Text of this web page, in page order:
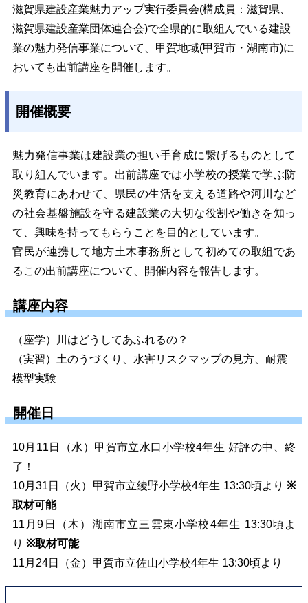
滋賀県建設産業魅力アップ実行委員会(構成員：滋賀県、
滋賀県建設産業団体連合会)で全県的に取組んでいる建設
業の魅力発信事業について、甲賀地域(甲賀市・湖南市)に
おいても出前講座を開催します。
開催概要
魅力発信事業は建設業の担い手育成に繋げるものとして
取り組んでいます。出前講座では小学校の授業で学ぶ防
災教育にあわせて、県民の生活を支える道路や河川など
の社会基盤施設を守る建設業の大切な役割や働きを知っ
て、興味を持ってもらうことを目的としています。
官民が連携して地方土木事務所として初めての取組であ
るこの出前講座について、開催内容を報告します。
講座内容
（座学）川はどうしてあふれるの？
（実習）土のうづくり、水害リスクマップの見方、耐震
模型実験
開催日
10月11日（水）甲賀市立水口小学校4年生 好評の中、終
了！
10月31日（火）甲賀市立綾野小学校4年生 13:30頃より ※
取材可能
11月9日（木）湖南市立三雲東小学校4年生 13:30頃よ
り ※取材可能
11月24日（金）甲賀市立佐山小学校4年生 13:30頃より